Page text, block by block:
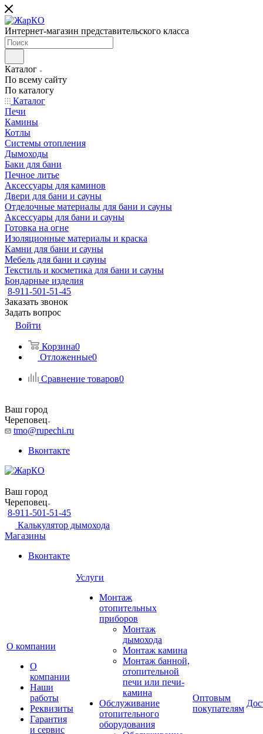
Интернет-магазин представительского класса
Каталог
По всему сайту
По каталогу
Каталог
Печи
Камины
Котлы
Системы отопления
Дымоходы
Баки для бани
Печное литье
Аксессуары для каминов
Двери для бани и сауны
Отделочные материалы для бани и сауны
Аксессуары для бани и сауны
Готовка на огне
Изоляционные материалы и краска
Камни для бани и сауны
Мебель для бани и сауны
Текстиль и косметика для бани и сауны
Бондарные изделия
8-911-501-51-45
Заказать звонок
Задать вопрос
Войти
Корзина0
Отложенные0
Сравнение товаров0
Ваш город
Череповец
tmo@rupechi.ru
Вконтакте
Ваш город
Череповец
8-911-501-51-45
Калькулятор дымохода
Магазины
Вконтакте
О компании
О
компании
Наши
работы
Реквизиты
Гарантия
и сервис
Услуги
Монтаж
отопительных
приборов
Монтаж
дымохода
Монтаж камина
Монтаж банной,
отопительной
печи или печи-
камина
Обслуживание
отопительного
оборудования
Оптовым
покупателям